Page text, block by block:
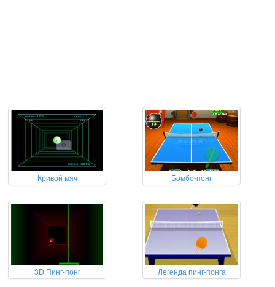
Кривой мяч Бомбо-понг
3D Пинг-понг Легенда пинг-понга